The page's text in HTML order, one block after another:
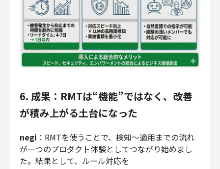
6. 成果：RMTは“機能”ではなく、改善
が積み上がる土台になった
negi ：RMTを使うことで、検知〜適用までの流れ
が一つのプロダクト体験としてつながり始めまし
た。結果として、ルール対応を